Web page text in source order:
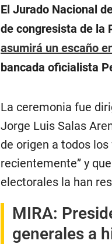
El Jurado Nacional
de congresista de la
asumirá un escaño
bancada oficialista
La ceremonia fue
Jorge Luis Salas
de origen a todos
recientemente” y
electorales la han
MIRA:
generales a